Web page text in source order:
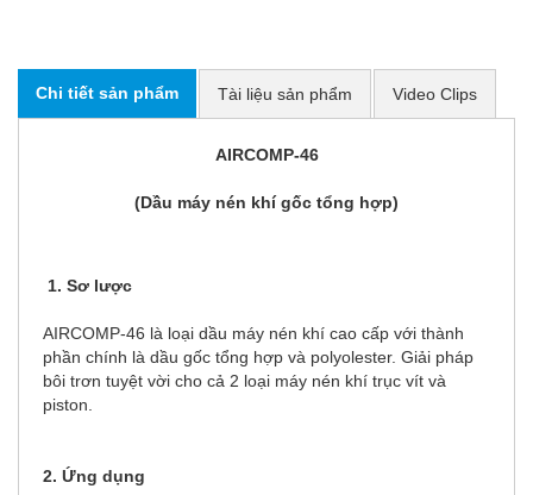
Chi tiết sản phẩm Tài liệu sản phẩm Video Clips
AIRCOMP-46
(Dầu máy nén khí gốc tổng hợp)
1. Sơ lược
AIRCOMP-46 là loại dầu máy nén khí cao cấp với thành
phần chính là dầu gốc tổng hợp và polyolester. Giải pháp
bôi trơn tuyệt vời cho cả 2 loại máy nén khí trục vít và
piston.
2. Ứng dụng